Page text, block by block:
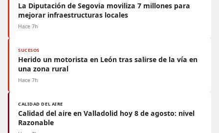
La Diputación de Segovia moviliza 7 millones para
mejorar infraestructuras locales
Hace 7h
SUCESOS
Herido un motorista en León tras salirse de la vía en
una zona rural
Hace 7h
CALIDAD DEL AIRE
Calidad del aire en Valladolid hoy 8 de agosto: nivel
Razonable